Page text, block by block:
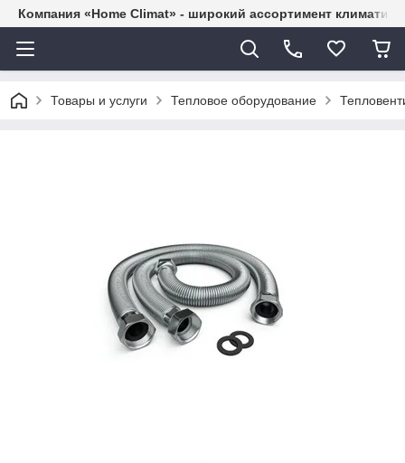
Компания «Home Climat» - широкий ассортимент
Товары и услуги Тепловое оборудование